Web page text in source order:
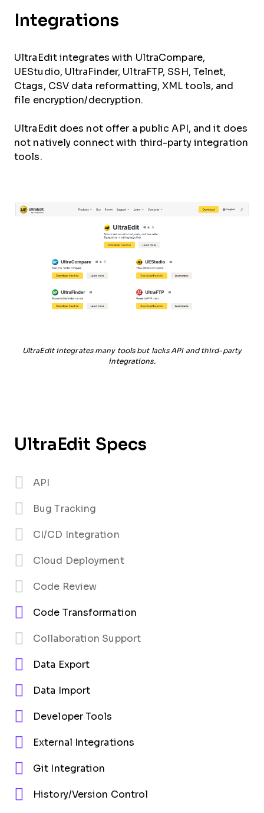
Integrations
UltraEdit integrates with UltraCompare,
UEStudio, UltraFinder, UltraFTP, SSH, Telnet,
Ctags, CSV data reformatting, XML tools, and
file encryption/decryption.
UltraEdit does not offer a public API, and it does
not natively connect with third-party integration
tools.
UltraEdit integrates many tools but lacks API and third-party
integrations.
UltraEdit Specs
API
Bug Tracking
CI/CD Integration
Cloud Deployment
Code Review
Code Transformation
Collaboration Support
Data Export
Data Import
Developer Tools
External Integrations
Git Integration
History/Version Control